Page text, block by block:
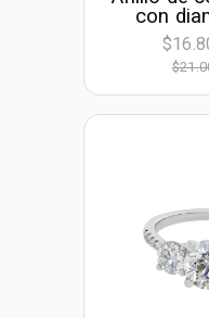
con
corte
de